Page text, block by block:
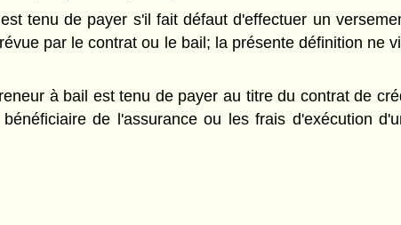
tenu de payer s'il fait défaut d'effectuer un
par le contrat ou le bail; la présente définition ne
à bail est tenu de payer au titre du contrat de
de l'assurance ou les frais d'exécution